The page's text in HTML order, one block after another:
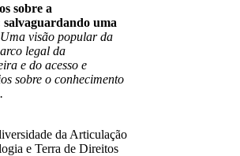
sobre a
uma
Uma visão popular da
legal da
e do acesso e
sobre o conhecimento
da Articulação
e Terra de Direitos